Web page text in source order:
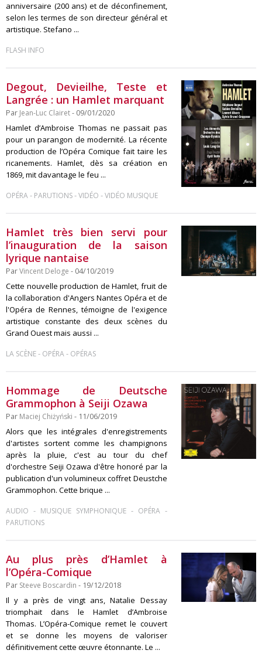
anniversaire (200 ans) et de déconfinement,
selon les termes de son directeur général et
artistique. Stefano ...
FLASH INFO
Degout, Devieilhe, Teste et
Langrée : un Hamlet marquant
Par Jean-Luc Clairet- 09/01/2020
Hamlet d’Ambroise Thomas ne passait pas
pour un parangon de modernité. La récente
production de l’Opéra Comique fait taire les
ricanements. Hamlet, dès sa création en
1869, mit davantage le feu ...
OPÉRA- PARUTIONS-VIDÉO -VIDÉO MUSIQUE
Hamlet très bien servi pour
l’inauguration de la saison
lyrique nantaise
ParVincent Deloge - 04/10/2019
Cette nouvelle production de Hamlet, fruit de
la collaboration d'Angers Nantes Opéra et de
l'Opéra de Rennes, témoigne de l'exigence
artistique constante des deux scènes du
Grand Ouest mais aussi ...
LA SCÈNE- OPÉRA- OPÉRAS
Hommage de Deutsche
Grammophon à Seiji Ozawa
Par Maciej Chiżyński - 11/06/2019
Alors que les intégrales d'enregistrements
d'artistes sortent comme les champignons
après la pluie, c'est au tour du chef
d'orchestre Seiji Ozawa d'être honoré par la
publication d'un volumineux coffret Deustche
Grammophon. Cette brique ...
AUDIO - MUSIQUE SYMPHONIQUE- OPÉRA-
PARUTIONS
Au plus près d’Hamlet à
l’Opéra-Comique
Par Steeve Boscardin - 19/12/2018
Il y a près de vingt ans, Natalie Dessay
triomphait dans le Hamlet d’Ambroise
Thomas. L’Opéra-Comique remet le couvert
et se donne les moyens de valoriser
définitivement cette œuvre étonnante. Le ...